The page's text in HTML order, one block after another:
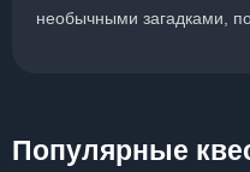
необычными загадками,
Популярные